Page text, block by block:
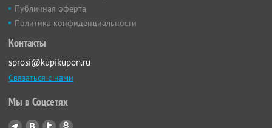
Публичная оферта
Политика конфиденциальности
Контакты
sprosi@kupikupon.ru
Связаться с нами
Мы в Соцсетях